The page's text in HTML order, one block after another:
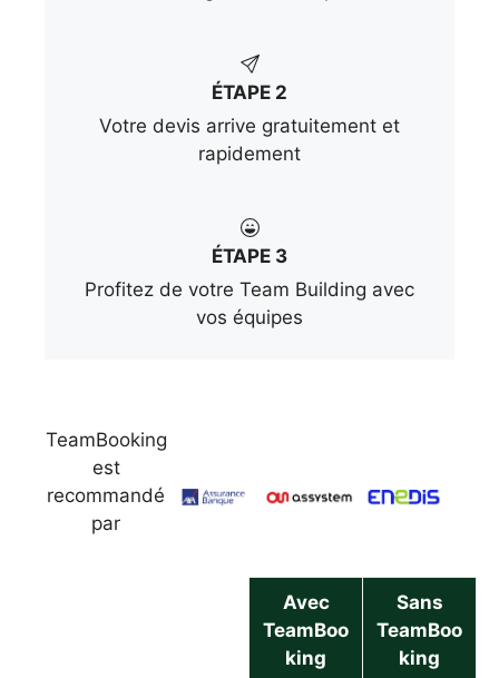
ÉTAPE 2
Votre devis arrive gratuitement et
rapidement
ÉTAPE 3
Profitez de votre Team Building avec
vos équipes
TeamBooking
est
recommandé
par
Avec
TeamBoo
king
Sans
TeamBoo
king